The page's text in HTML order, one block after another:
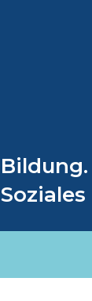
Bildung.
Soziales